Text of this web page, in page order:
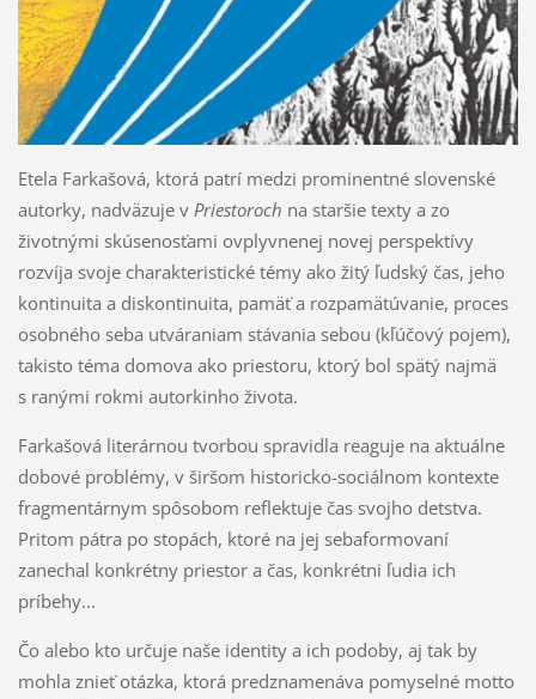
Etela Farkašová, ktorá patrí medzi prominentné slovenské
autorky, nadväzuje v Priestoroch na staršie texty a zo
životnými skúsenosťami ovplyvnenej novej perspektívy
rozvíja svoje charakteristické témy ako žitý ľudský čas, jeho
kontinuita a diskontinuita, pamäť a rozpamätúvanie, proces
osobného seba utváraniam stávania sebou (kľúčový pojem),
takisto téma domova ako priestoru, ktorý bol spätý najmä
s ranými rokmi autorkinho života.
Farkašová literárnou tvorbou spravidla reaguje na aktuálne
dobové problémy, v širšom historicko-sociálnom kontexte
fragmentárnym spôsobom reflektuje čas svojho detstva.
Pritom pátra po stopách, ktoré na jej sebaformovaní
zanechal konkrétny priestor a čas, konkrétni ľudia ich
príbehy...
Čo alebo kto určuje naše identity a ich podoby, aj tak by
mohla znieť otázka, ktorá predznamenáva pomyselné motto